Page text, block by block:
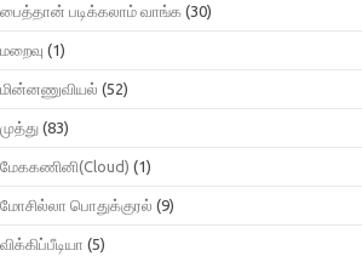
பைத்தான் படிக்கலாம் வாங்க (30)
மறைவு (1)
மின்னணுவியல் (52)
முத்து (83)
மேககணினி(Cloud) (1)
மோசில்லா பொதுக்குரல் (9)
விக்கிப்பீடியா (5)